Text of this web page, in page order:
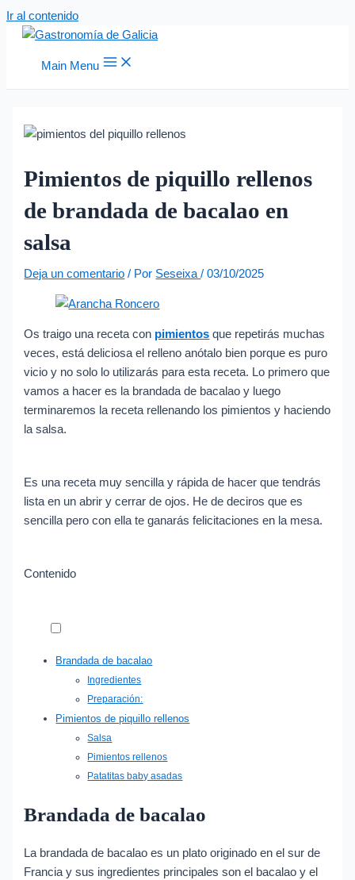
Ir al contenido
Main Menu
Pimientos de piquillo rellenos
de brandada de bacalao en
salsa
Deja un comentario / Por Seseixa/03/10/2025
Os traigo una receta con pimientos que repetirás muchas
veces, está deliciosa el relleno anótalo bien porque es puro
vicio y no solo lo utilizarás para esta receta. Lo primero que
vamos a hacer es la brandada de bacalao y luego
terminaremos la receta rellenando los pimientos y haciendo
la salsa.
Es una receta muy sencilla y rápida de hacer que tendrás
lista en un abrir y cerrar de ojos. He de deciros que es
sencilla pero con ella te ganarás felicitaciones en la mesa.
Contenido
Brandada de bacalao
Ingredientes
Preparación:
Pimientos de piquillo rellenos
Salsa
Pimientos rellenos
Patatitas baby asadas
Brandada de bacalao
La brandada de bacalao es un plato originado en el sur de
Francia y sus ingredientes principales son el bacalao y el